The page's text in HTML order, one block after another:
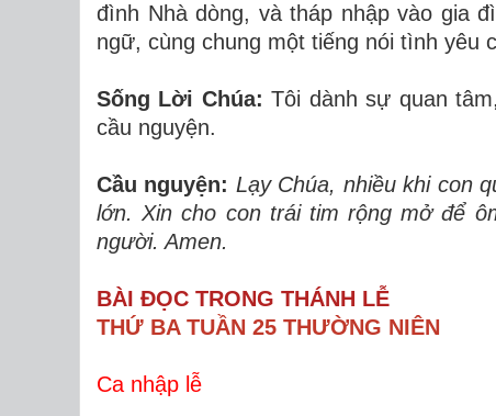
đình Nhà dòng, và tháp nhập vào gia
ngữ, cùng chung một tiếng nói tình yêu
Sống Lời Chúa: Tôi dành sự quan
cầu nguyện.
Cầu nguyện: Lạy Chúa, nhiều khi con
lớn. Xin cho con trái tim rộng mở để
người. Amen.
BÀI ĐỌC TRONG THÁNH LỄ
THỨ BA TUẦN 25 THƯỜNG NIÊN
Ca nhập lễ